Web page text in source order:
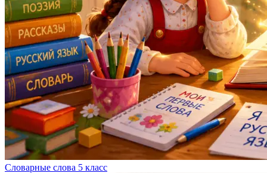
Словарные слова 5 класс